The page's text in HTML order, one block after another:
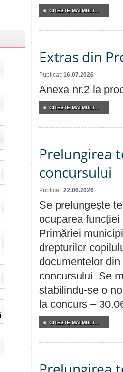
CITEŞTE MAI MULT...
Extras din
Publicat: 16.07.2026
Anexa nr.2 la
CITEŞTE MAI MULT...
Prelungirea
concursului
Publicat: 22.06.2026
Se prelungește
ocuparea
Primăriei
drepturilor
documentelor
concursului. Se
stabilindu-se o
la concurs –
CITEŞTE MAI MULT...